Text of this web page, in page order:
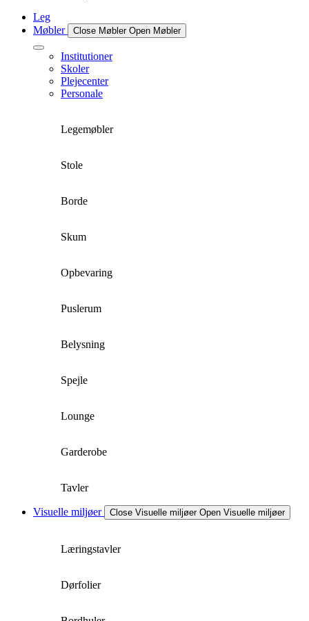
Leg
Møbler
Close Møbler Open Møbler
Institutioner
Skoler
Plejecenter
Personale
Legemøbler
Stole
Borde
Skum
Opbevaring
Puslerum
Belysning
Spejle
Lounge
Garderobe
Tavler
Visuelle miljøer Close Visuelle miljøer Open Visuelle miljøer
Læringstavler
Dørfolier